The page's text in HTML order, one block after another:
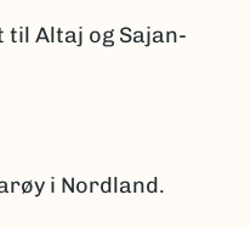
til Altaj og Sajan-
i Nordland.